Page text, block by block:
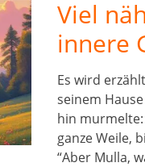
Viel
innere
Es wird
seinem
hin murmelte:
ganze Weile,
“Aber Mulla,